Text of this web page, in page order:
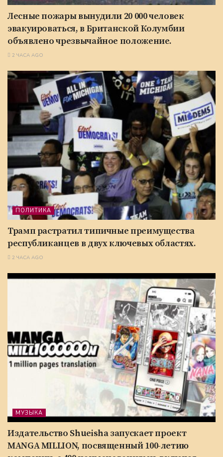
Лесные пожары вынудили 20 000 человек
эвакуироваться, в Британской Колумбии
объявлено чрезвычайное положение.
2 ЧАСА AGO
ПОЛИТИКА
Трамп растратил типичные преимущества
республиканцев в двух ключевых областях.
2 ЧАСА AGO
МУЗЫКА
Издательство Shueisha запускает проект
MANGA MILLION, посвященный 100-летию